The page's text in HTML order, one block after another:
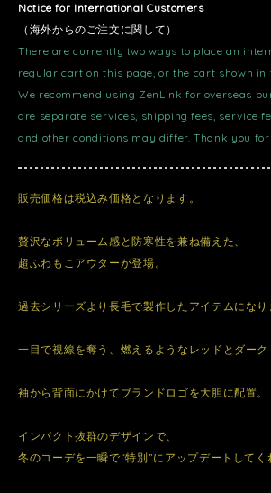
Notice for International Customers
（海外からのご注文に関して）
There are currently two ways to place an
regular cart on this page, or the cart shown in
We recommend using ZenLink for overseas
are separate services, shipping fees, service
and other conditions may differ. Thank you
販売価格は税込み価格となります。
贅沢なボリューム感と防寒性を兼ね備えた、
超ふわもこアウターが登場。
過去シリーズより長毛で製作したアイテムになり
一目で視線を奪う、燃えるようなレッドとダーク
袖から背面にかけてブランドロゴを大胆に配置。
インパクト抜群のデザインで、
冬のコーデを一瞬で“特別”にアップデートしてく